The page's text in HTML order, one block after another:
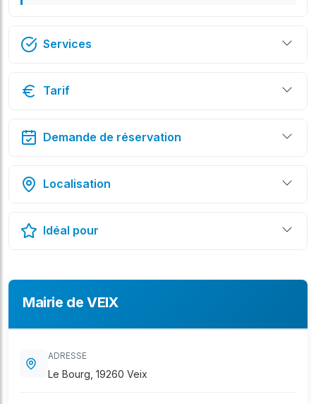
Services
Tarif
Demande de réservation
Localisation
Idéal pour
Mairie de VEIX
ADRESSE
Le Bourg, 19260 Veix